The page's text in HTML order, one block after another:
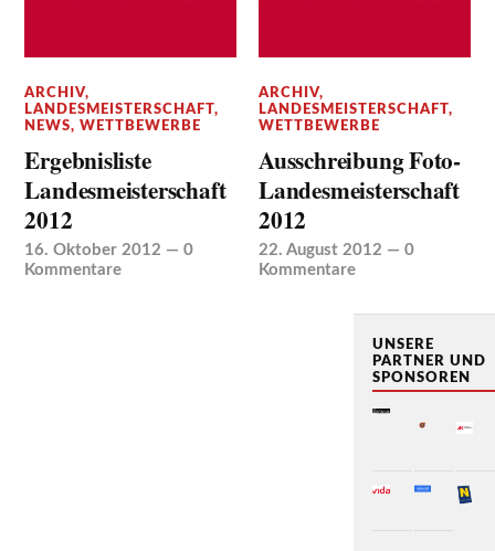
ARCHIV,
LANDESMEISTERSCHAFT,
NEWS,WETTBEWERBE
Ergebnisliste
Landesmeisterschaft
2012
16. Oktober 2012 —0
Kommentare
ARCHIV,
LANDESMEISTERSCHAFT,
WETTBEWERBE
Ausschreibung Foto-
Landesmeisterschaft
2012
22. August 2012 —0
Kommentare
UNSERE
PARTNER UND
SPONSOREN